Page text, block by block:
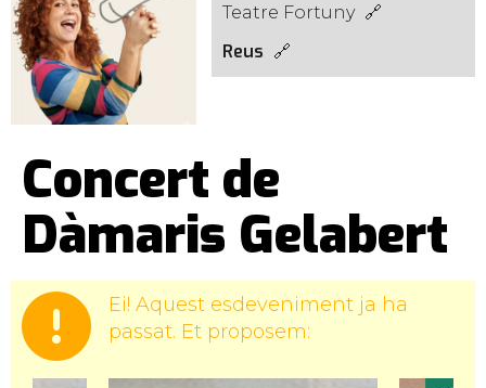
Teatre Fortuny
Reus
Concert de
Dàmaris Gelabert
Ei! Aquest esdeveniment ja ha
passat. Et proposem: